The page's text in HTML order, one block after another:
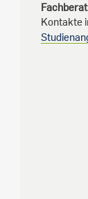
Kontakte